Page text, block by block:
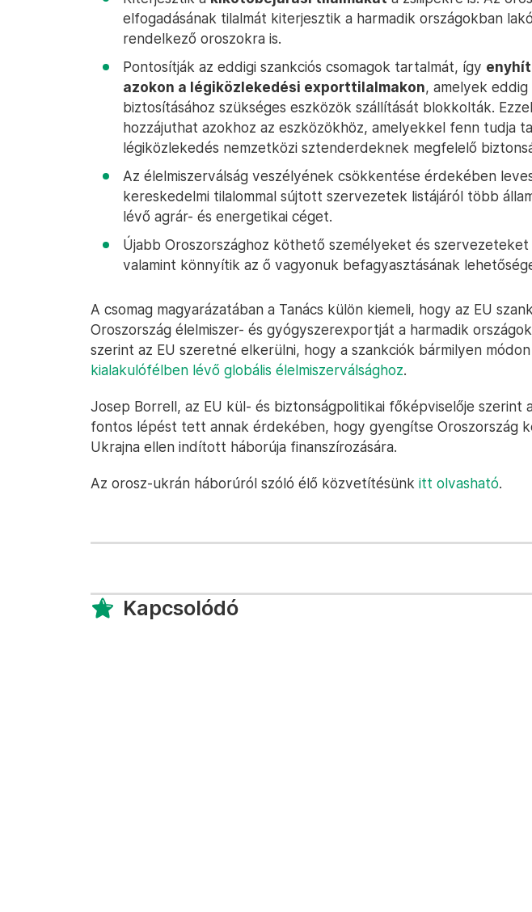
elfogadásának tilalmát kiterjesztik a harmadik országokban
rendelkező oroszokra is.
Pontosítják az eddigi szankciós csomagok tartalmát, így
azokon a légiközlekedési exporttilalmakon, amelyek
biztosításához szükséges eszközök szállítását blokkolták.
hozzájuthat azokhoz az eszközökhöz, amelyekkel fenn tudja
légiközlekedés nemzetközi sztenderdeknek megfelelő
Az élelmiszerválság veszélyének csökkentése érdekében
kereskedelmi tilalommal sújtott szervezetek listájáról több
lévő agrár- és energetikai céget.
Újabb Oroszországhoz köthető személyeket és szervezeteket
valamint könnyítik az ő vagyonuk befagyasztásának
A csomag magyarázatában a Tanács külön kiemeli, hogy az EU
Oroszország élelmiszer- és gyógyszerexportját a harmadik
szerint az EU szeretné elkerülni, hogy a szankciók bármilyen
kialakulófélben lévő globális élelmiszerválsághoz.
Josep Borrell, az EU kül- és biztonságpolitikai főképviselője szerint
fontos lépést tett annak érdekében, hogy gyengítse Oroszország
Ukrajna ellen indított háborúja finanszírozására.
Az orosz-ukrán háborúról szóló élő közvetítésünk itt olvasható.
Kapcsolódó